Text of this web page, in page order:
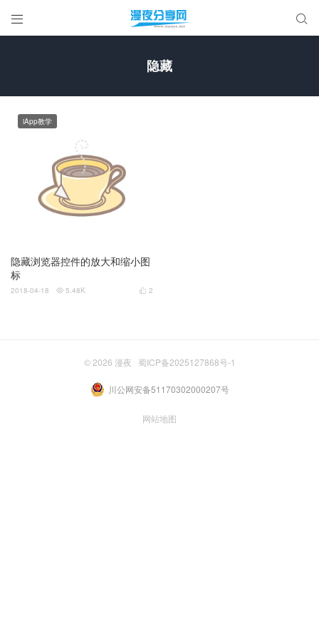
 
隐藏
隐藏浏览器控件的放大和缩小图
标
iApp教学
 2
2018-04-18  5.48K
© 2026 漫夜 蜀ICP备2025127868号-1
川公网安备51170302000207号
网站地图